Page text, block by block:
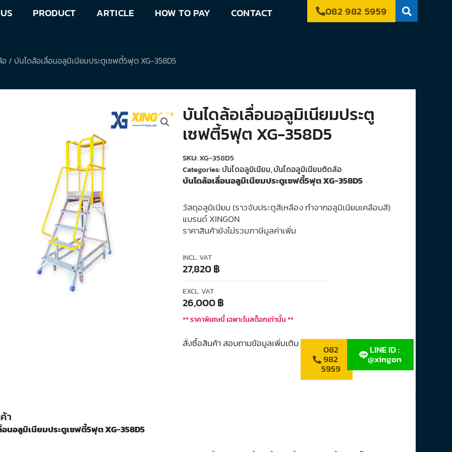
PRODUCT ARTICLE HOW TO PAY CONTACT 082 982 5959
อ / บันไดล้อเลื่อนอลูมิเนียมประตูเซฟตี้5ฟุต XG-358D5
บันไดล้อเลื่อนอลูมิเนียมประตู
เซฟตี้5ฟุต XG-358D5
SKU:XG-358D5
Categories:บันไดอลูมิเนียม,บันไดอลูมิเนียมติดล้อ
บันไดล้อเลื่อนอลูมิเนียมประตูเซฟตี้5ฟุต XG-358D5
วัสดุอลูมิเนียม (ราวจับประตูสีเหลือง ทำจากอลูมิเนียมเคลือบสี)
แบรนด์ XINGON
ราคาสินค้ายังไม่รวมภาษีมูลค่าเพิ่ม
INCL. VAT
27,820฿
EXCL. VAT
26,000฿
** ราคาพิเศษนี้ เฉพาะในสต็อกเท่านั้น **
สั่งซื้อสินค้า สอบถามข้อมูลเพิ่มเติม
082
982
5959
LINE ID :
@xingon
า
อนอลูมิเนียมประตูเซฟตี้5ฟุต XG-358D5